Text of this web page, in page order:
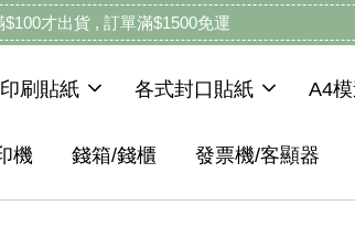
$100才出貨 , 訂單滿$1500免運
刷貼紙 各式封口貼紙 A4
機 錢箱/錢櫃 發票機/客顯器